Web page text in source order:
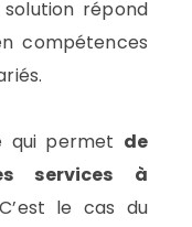
répond
compétences
qui permet de
services à
le cas du